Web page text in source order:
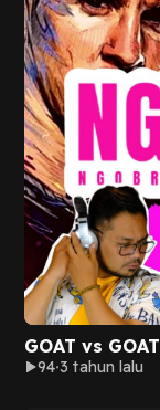
GOAT vs GOAT
94 3 tahun lalu